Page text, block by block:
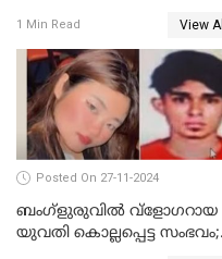
1 Min Read View All
Posted On 27-11-2024
ബംഗ്‌ളുരുവില്‍ വ്‌ളോഗറായ
യുവതി കൊല്ലപ്പെട്ട സംഭവം;